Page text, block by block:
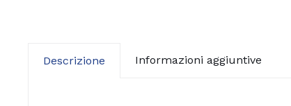
Descrizione Informazioni aggiuntive